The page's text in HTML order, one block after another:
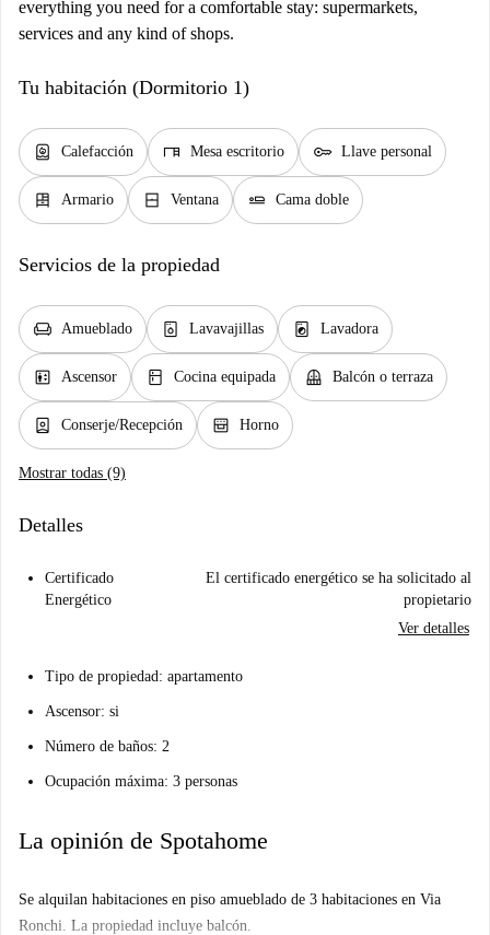
everything you need for a comfortable stay: supermarkets,
services and any kind of shops.
Tu habitación (Dormitorio 1)
water_heater Calefacción desk Mesa escritorio key Llave personal
dresser Armario window_closed Ventana airline_seat_flat Cama doble
Servicios de la propiedad
chair Amueblado dishwasher_gen Lavavajillas local_laundry_service Lavadora
elevator Ascensor kitchen Cocina equipada balcony Balcón o terraza
person_book Conserje/Recepción oven_gen Horno
Mostrar todas (9)
Detalles
Certificado
Energético
El certificado energético se ha solicitado al
propietario
Ver detalles
Tipo de propiedad: apartamento
Ascensor: si
Número de baños: 2
Ocupación máxima: 3 personas
La opinión de Spotahome
Se alquilan habitaciones en piso amueblado de 3 habitaciones en Via
Ronchi. La propiedad incluye balcón.